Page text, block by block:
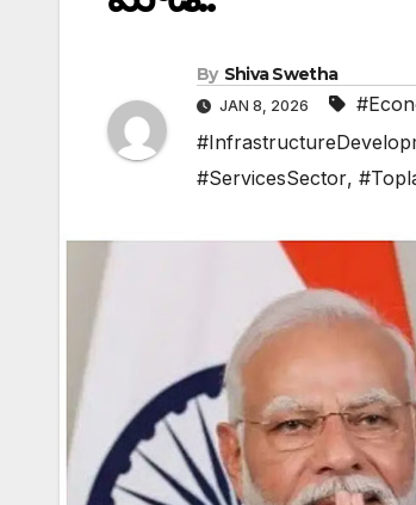
By Shiva Swetha
JAN 8, 2026
#ServicesSector,